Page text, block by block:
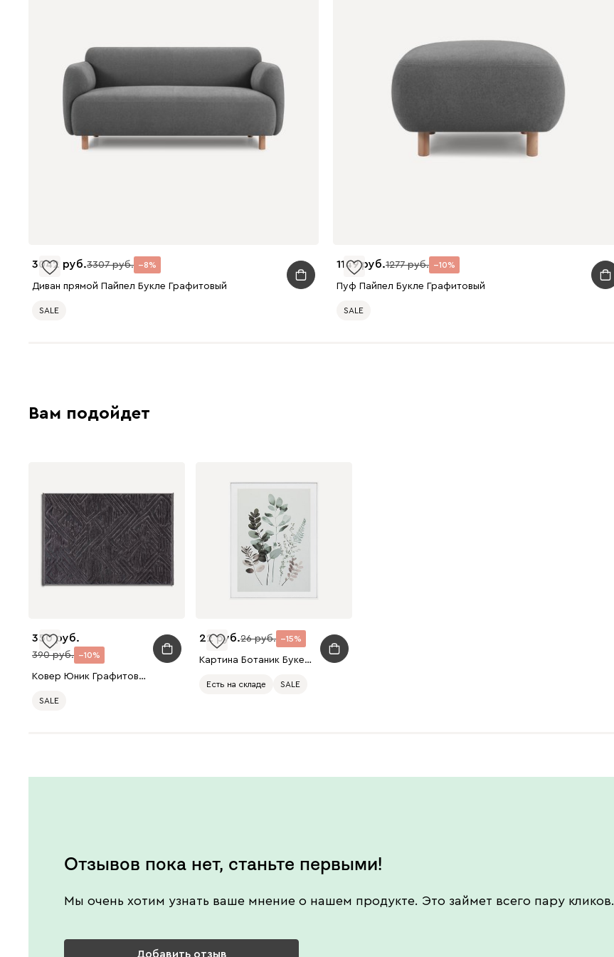
3042 3307 8
Диван прямой Пайпел Букле Графитовый
SALE
1149 1277 10
Пуф Пайпел Букле Графитовый
SALE
Вам подойдет
350
390 10
Ковер Юник Графитовый 120x180
SALE
22 26 15
Картина Ботаник Букет 30x40
Есть на складе SALE
Отзывов пока нет, станьте первыми!
Мы очень хотим узнать ваше мнение о нашем продукте. Это займет всего пару кликов.
Добавить отзыв